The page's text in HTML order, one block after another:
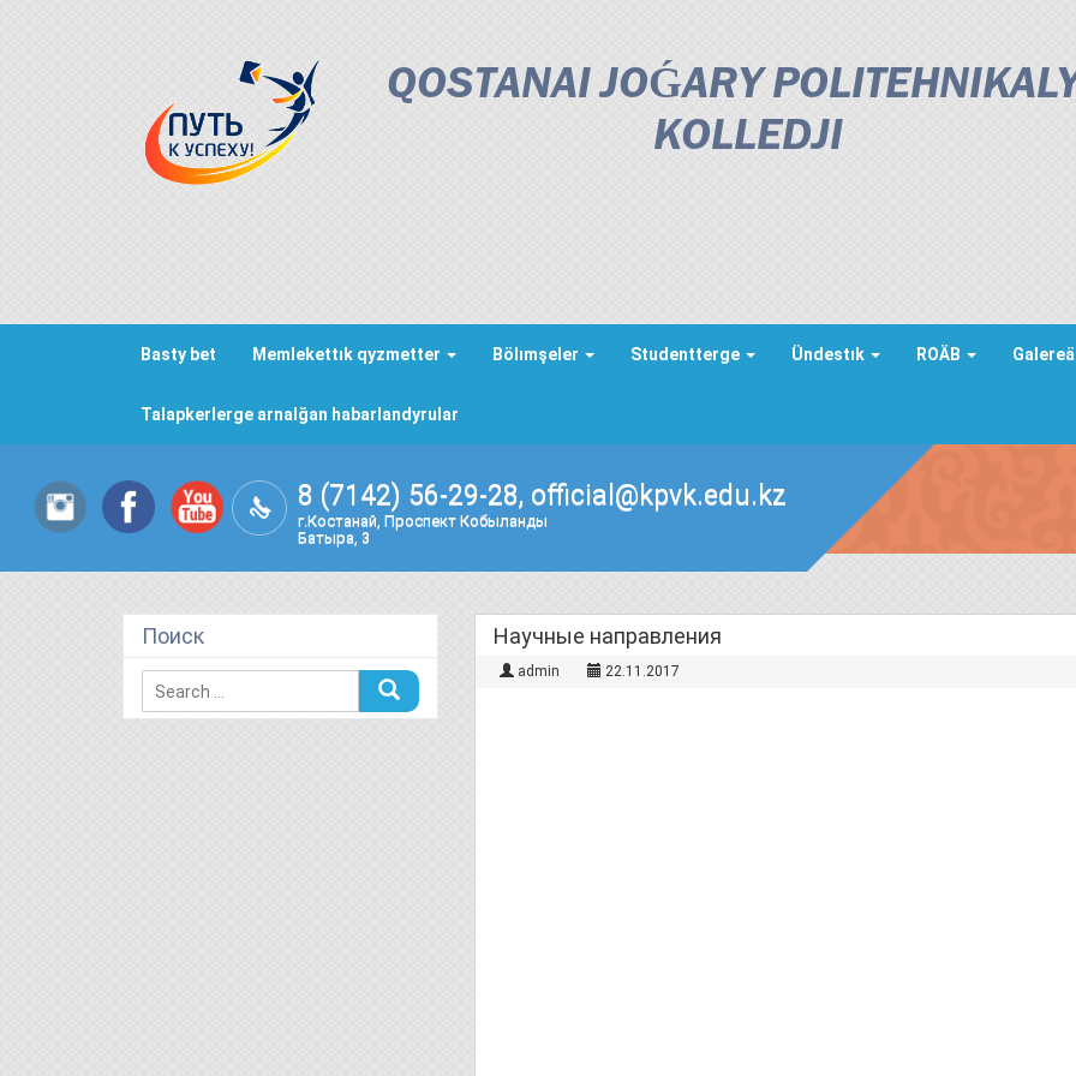
QOSTANAI JOǴARY
KOLLEDJІ
Basty bet Memlekettık qyzmetter Bölımşeler Studentterge Ündestık ROÄB Galereä
Talapkerlerge arnalğan habarlandyrular
8 (7142) 56-29-28, official@kpvk.edu.kz
г.Костанай, Проспект Кобыланды
Батыра, 3
Научные направления
admin 22.11.2017
Поиск